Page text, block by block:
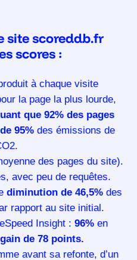
site scoreddb.fr
scores :
à chaque visite
la page la plus lourde,
que 92% des pages
95%des émissions de
des pages du site).
avec peu de requêtes.
diminution de 46,5%des
rapport au site initial.
Insight : 96%en
gain de 78 points.
avant sa refonte, d’un